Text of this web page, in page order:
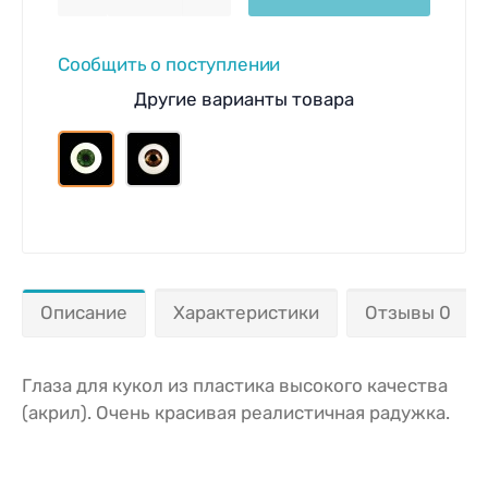
Сообщить о поступлении
Другие варианты товара
Описание Характеристики Отзывы 0
Глаза для кукол из пластика высокого качества
(акрил). Очень красивая реалистичная радужка.